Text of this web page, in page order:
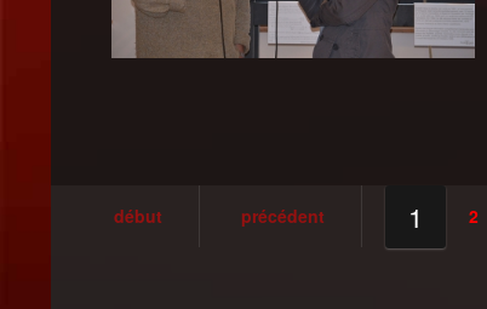
début précédent 1 2